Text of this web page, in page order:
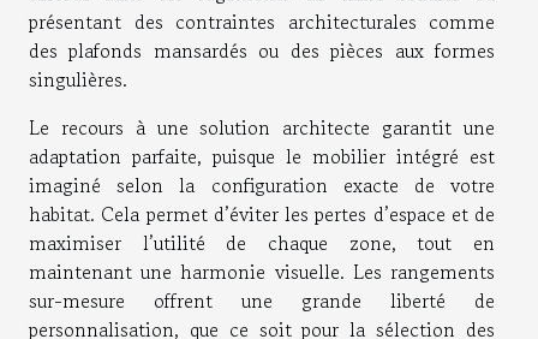
présentant des contraintes architecturales comme
des plafonds mansardés ou des pièces aux formes
singulières.
Le recours à une solution architecte garantit une
adaptation parfaite, puisque le mobilier intégré est
imaginé selon la configuration exacte de votre
habitat. Cela permet d’éviter les pertes d’espace et de
maximiser l’utilité de chaque zone, tout en
maintenant une harmonie visuelle. Les rangements
sur-mesure offrent une grande liberté de
personnalisation, que ce soit pour la sélection des